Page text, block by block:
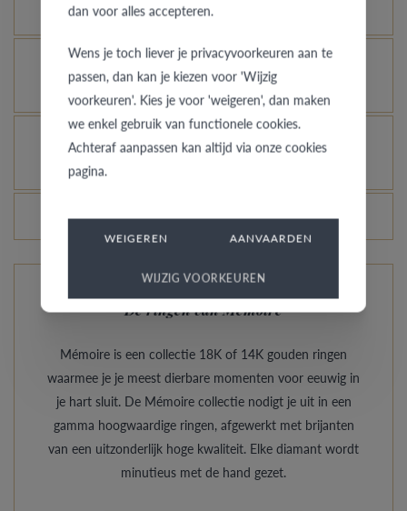
Hoe blijft je gouden ring er als nieuw uitzien?
Je gouden, platina of palladium ring nog meer
laten glanzen, kan dat?
Hoe vermijd je dat het gerhodineerd wit goud
verandert in champagnekleur?
Veranderen de prijzen van de ringen dagelijks?
De ringen van Mémoire
Mémoire is een collectie 18K of 14K gouden ringen
waarmee je je meest dierbare momenten voor eeuwig in
je hart sluit. De Mémoire collectie nodigt je uit in een
gamma hoogwaardige ringen, afgewerkt met brijanten
van een uitzonderlijk hoge kwaliteit. Elke diamant wordt
minutieus met de hand gezet.
dan voor alles accepteren.
Wens je toch liever je privacyvoorkeuren aan te
passen, dan kan je kiezen voor 'Wijzig
voorkeuren'. Kies je voor 'weigeren', dan maken
we enkel gebruik van functionele cookies.
Achteraf aanpassen kan altijd via onze cookies
pagina.
WEIGEREN AANVAARDEN
WIJZIG VOORKEUREN